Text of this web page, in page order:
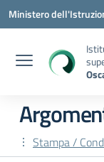
Vai ai contenuti
Vai al menu di
Vai al footer
Ministero
Stampa /